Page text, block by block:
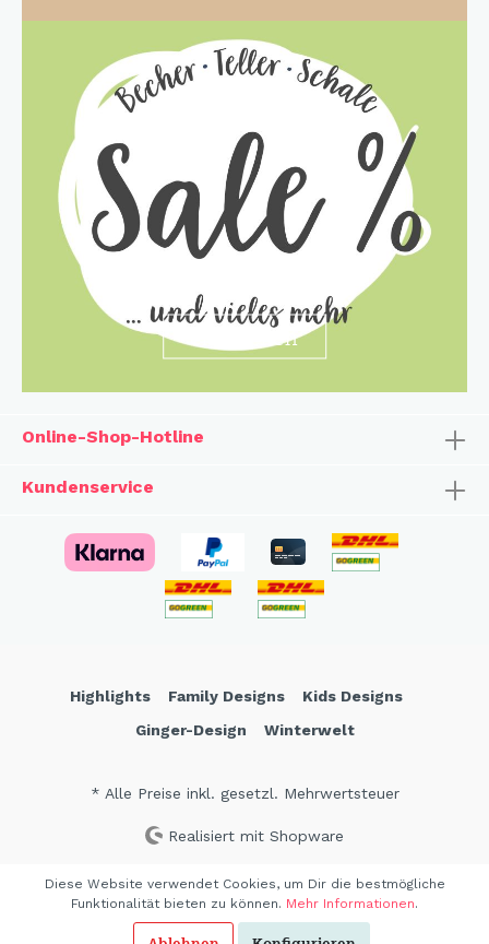
entdecken
Online-Shop-Hotline
Kundenservice
Highlights Family Designs
Kids Designs
Ginger-Design
Winterwelt
* Alle Preise inkl. gesetzl. Mehrwertsteuer
Realisiert mit Shopware
Diese Website verwendet Cookies, um Dir die bestmögliche
Funktionalität bieten zu können. Mehr Informationen.